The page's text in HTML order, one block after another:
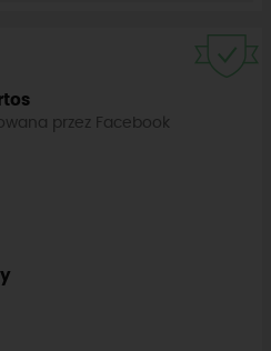
przez Facebook